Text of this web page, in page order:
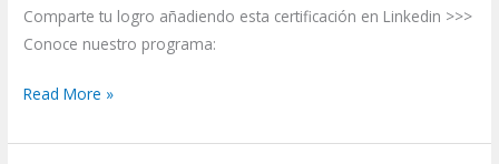
Comparte tu logro añadiendo esta certificación en Linkedin >>>
Conoce nuestro programa:
Read More »